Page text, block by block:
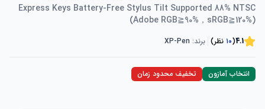
Express Keys Battery-Free Stylus Tilt Supported 88% NTSC
(Adobe RGB≧90%，sRGB≧120%)
4.1
(۱۰ نظر) برند: XP-Pen
انتخاب آمازون تخفیف محدود زمان